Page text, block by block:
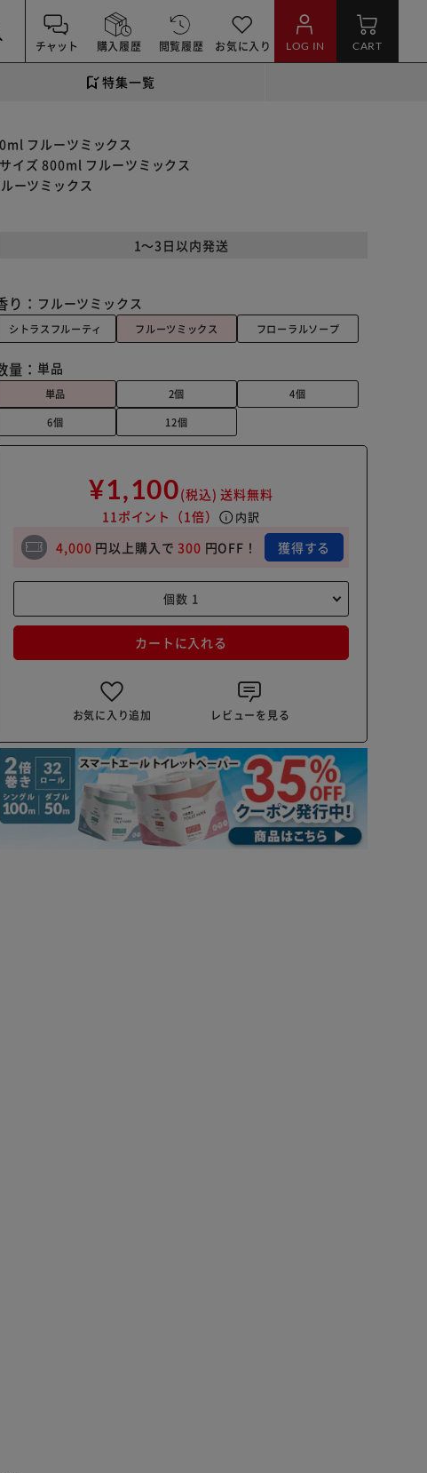
チャット 購入履歴 閲覧履歴 お気に入り LOG IN CART
特集一覧
フルーツミックス
イズ 800ml フルーツミックス
ーツミックス
1～3日以内発送
り： フルーツミックス
シトラスフルーティ フルーツミックス フローラルソープ
量： 単品
単品 2個
4個
6個
12個
¥1,100(税込) 送料無料
11ポイント （1倍） info 内訳
4,000 円以上購入で 300 円OFF！ 獲得する
カートに入れる
お気に入り追加 レビューを見る